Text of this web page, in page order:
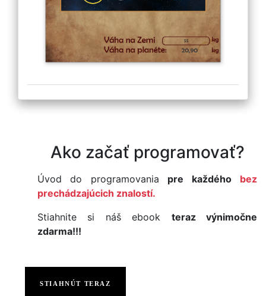
Ako začať programovať?
Úvod do programovania pre každého
bez
prechádzajúcich znalostí.
Stiahnite si náš ebook teraz výnimočne
zdarma!!!
STIAHNÚT TERAZ